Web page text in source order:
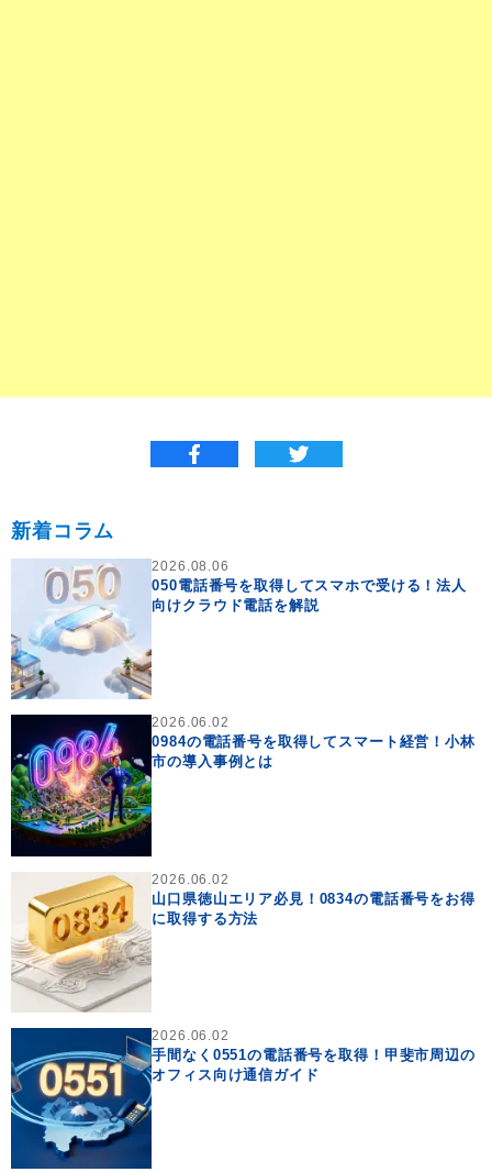
新着コラム
2026.08.06
050電話番号を取得してスマホで受ける！法人
向けクラウド電話を解説
2026.06.02
0984の電話番号を取得してスマート経営！小林
市の導入事例とは
2026.06.02
山口県徳山エリア必見！0834の電話番号をお得
に取得する方法
2026.06.02
手間なく0551の電話番号を取得！甲斐市周辺の
オフィス向け通信ガイド